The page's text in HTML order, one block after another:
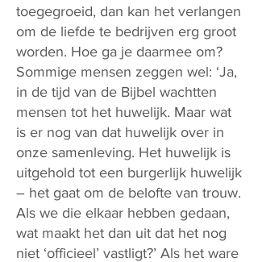
toegegroeid, dan kan het verlangen
om de liefde te bedrijven erg groot
worden. Hoe ga je daarmee om?
Sommige mensen zeggen wel: ‘Ja,
in de tijd van de Bijbel wachtten
mensen tot het huwelijk. Maar wat
is er nog van dat huwelijk over in
onze samenleving. Het huwelijk is
uitgehold tot een burgerlijk huwelijk
– het gaat om de belofte van trouw.
Als we die elkaar hebben gedaan,
wat maakt het dan uit dat het nog
niet ‘officieel’ vastligt?’ Als het ware